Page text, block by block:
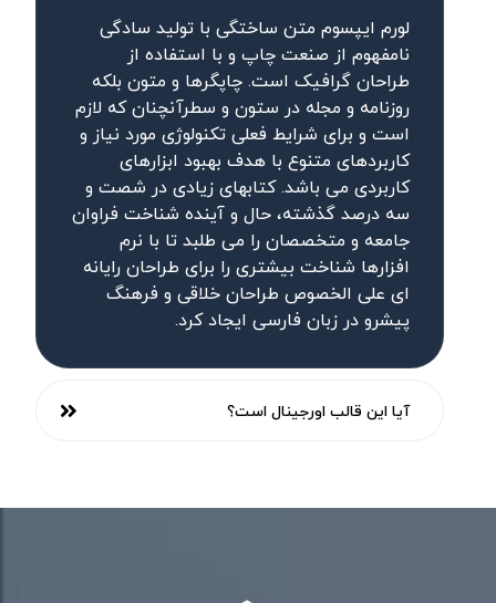
لورم ایپسوم متن ساختگی با تولید سادگی
نامفهوم از صنعت چاپ و با استفاده از
طراحان گرافیک است. چاپگرها و متون بلکه
روزنامه و مجله در ستون و سطرآنچنان که لازم
است و برای شرایط فعلی تکنولوژی مورد نیاز و
کاربردهای متنوع با هدف بهبود ابزارهای
کاربردی می باشد. کتابهای زیادی در شصت و
سه درصد گذشته، حال و آینده شناخت فراوان
جامعه و متخصصان را می طلبد تا با نرم
افزارها شناخت بیشتری را برای طراحان رایانه
ای علی الخصوص طراحان خلاقی و فرهنگ
پیشرو در زبان فارسی ایجاد کرد.
آیا این قالب اورجینال است؟